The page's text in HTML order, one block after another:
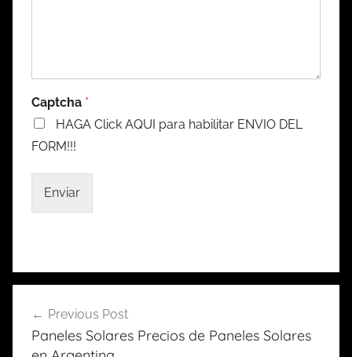
Captcha *
HAGA Click AQUI para habilitar ENVIO DEL
FORM!!!
Enviar
Navegación
de
Previous Post
Paneles Solares Precios de Paneles Solares